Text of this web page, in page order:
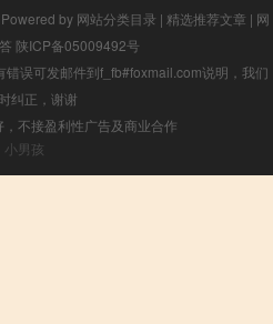
Powered by 网站分类目录 | 精选推荐文章 | 网
陕ICP备05009492号
误可发邮件到f_fb#foxmail.com说明，我们
纠正，谢谢
不接盈利性广告及商业合作
小男孩